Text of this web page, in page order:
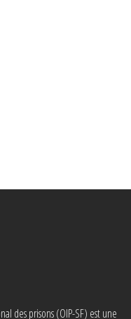
des prisons (OIP-SF) est une